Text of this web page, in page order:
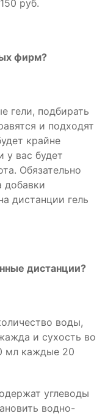
руб.
фирм?
гели, подбирать
и подходят
крайне
у вас будет
Обязательно
добавки
дистанции гель
дистанции?
воды,
и сухость во
мл каждые 20
углеводы
водно-